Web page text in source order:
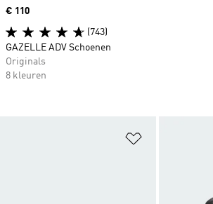
Price
€ 110
(743)
GAZELLE ADV Schoenen
Originals
8 kleuren